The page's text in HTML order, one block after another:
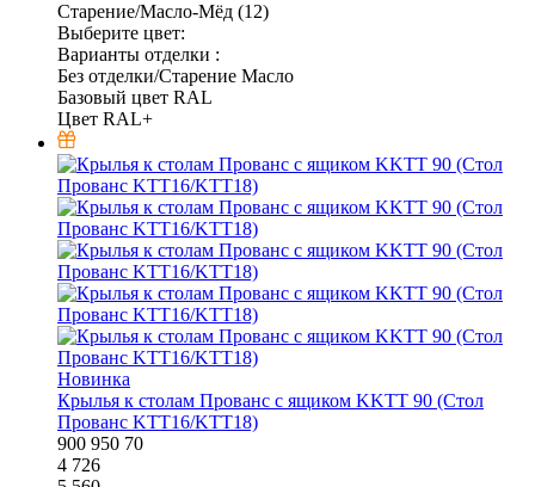
Старение/Масло-Мёд (12)
Выберите цвет:
Варианты отделки :
Без отделки/Старение Масло
Базовый цвет RAL
Цвет RAL+
Новинка
Крылья к столам Прованс с ящиком KKTT 90 (Стол
Прованс KTT16/KTT18)
900 950 70
4 726